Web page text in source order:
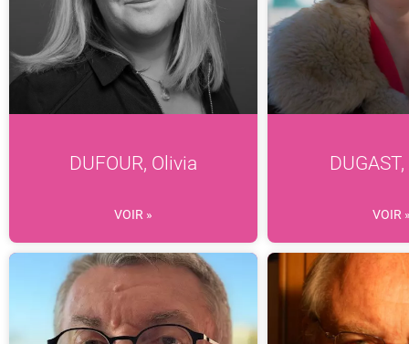
DUFOUR, Olivia
VOIR » VOIR »